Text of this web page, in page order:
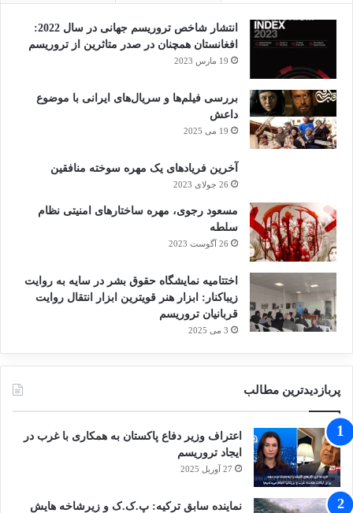
انتشار شاخص تروریسم جهانی در سال 2022:
افغانستان همچنان در صدر متاثرین از تروریسم
19 مارس 2023
بررسی فیلم‌ها و سریال‌های ایرانی با موضوع
داعش
19 می 2025
آخرین فریادهای یک مهره سوخته منافقین
26 جولای 2023
مسعود رجوی، مهره ساختارهای امنیتی نظام
سلطه
26 آگوست 2023
اختتامیه نمایشگاه حقوق بشر در سایه به روایت
زیباکنار: ابزار هنر قویترین ابزار انتقال روایت
قربانیان تروریسم
3 می 2025
پربازدیدترین مطالب
اعتراف وزیر دفاع پاکستان به همکاری با غرب در
ایجاد تروریسم
27 آوریل 2025
نماینده سابق ترکیه: پ.ک.ک و زیرشاخه هایش